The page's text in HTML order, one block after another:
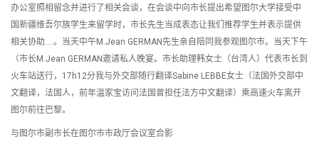
办公室照相留念并进行了相关会谈，在会谈中向市长提出希望图尔大学接受中
国新疆维吾尔族学生来留学时，市长先生当成表态让我们推荐学生并表示提供
相关协助….。当天中午M.Jean GERMAN先生亲自陪同我参观图尔市。当天下午
（市长M.Jean GERMAN邀请私人晚宴。市长助理韩女士（台湾人）代表市长到
火车站送行，17h12分我与外交部随行翻译Sabine LEBBE女士（法国外交部中
文翻译，法国人，前年温家宝访问法国曾担任法方中文翻译）乘高速火车离开
图尔前往巴黎。
与图尔市副市长在图尔市市政厅会议室合影